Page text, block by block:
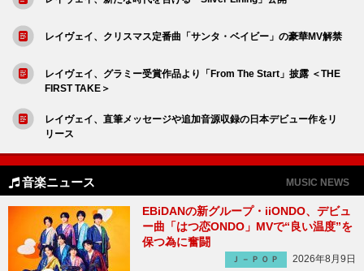
レイヴェイ、クリスマス定番曲「サンタ・ベイビー」の豪華MV解禁
レイヴェイ、グラミー受賞作品より「From The Start」披露 ＜THE
FIRST TAKE＞
レイヴェイ、直筆メッセージや追加音源収録の日本デビュー作をリ
リース
音楽ニュース MUSIC NEWS
EBiDANの新グループ・iiONDO、デビュ
ー曲「はつ恋ONDO」MVで“良い温度”を
保つ為に奮闘
Ｊ－ＰＯＰ
2026年8月9日